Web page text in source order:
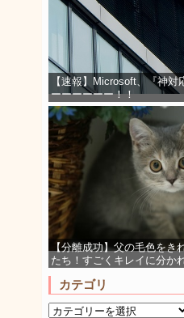
【速報】Microsoft、『神
ーーーーーー！！
【分離成功】父の毛色をき
たち！すごくキレイに分か
カテゴリ